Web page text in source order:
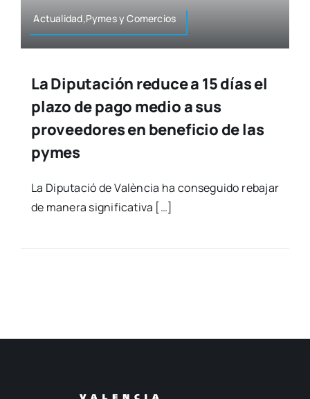
Actualidad,Pymes y Comer­cios
La Diputación reduce a 15 días el
plazo de pago medio a sus
proveedores en beneficio de las
pymes
La Dipu­tació de Valèn­cia ha con­se­gui­do reba­jar
de mane­ra sig­ni­fi­ca­ti­va […]